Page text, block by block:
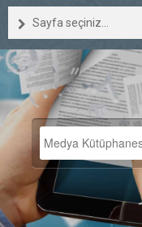
Sayfa seçiniz...